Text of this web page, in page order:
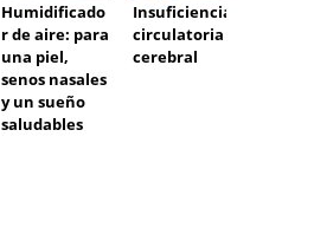
Humidificado
r de aire: para
una piel,
senos nasales
y un sueño
saludables
Insuficiencia
circulatoria
cerebral